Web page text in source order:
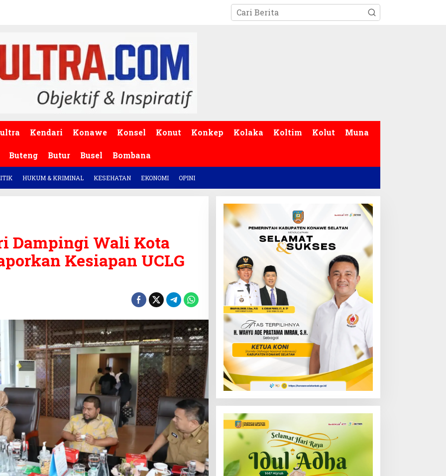
Kendari Konawe Konsel Konut Konkep Kolaka Koltim Kolut Muna
Buteng Butur Busel Bombana
HUKUM & KRIMINAL KESEHATAN EKONOMI OPINI
Dampingi Wali Kota
Kesiapan UCLG